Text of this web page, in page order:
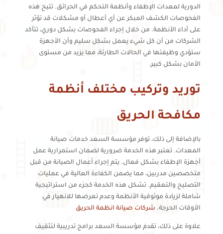
الدورية لمعدات الإطفاء وأنظمة التحكم في الحرائق. تتيح هذه
الفحوصات الكشف المبكر عن أي أعطال أو مشكلات قد تؤثر
على أداء الأنظمة. من خلال إجراء الفحوصات بشكل دوري، تتأكد
الشركات من أن كل شيء يعمل بشكل سليم وأن الأجهزة
ستؤدي وظيفتها في الحالات الطارئة، مما يزيد من مستوى
الأمان بشكل كبير.
توريد وتركيب مختلف أنظمة
مكافحة الحريق
بالإضافة إلى ذلك، توفر مؤسسة السعد خدمات صيانة
المعدات. تعتبر هذه الخدمة ضرورية لضمان استمرارية عمل
أجهزة الإطفاء بشكل فعال. يتم إجراء أعمال الصيانة من قبل
متخصصين مدربين، مما يضمن الكفاءة العالية في عمليات
التصليح والتعقيم. تشكل هذه الخدمة كجزء من استراتيجية
شاملة لزيادة موثوقية الأنظمة وعدم تعرضها للانهيار في
الأوقات الحرجة. شركات صيانة انظمة الحريق
علاوة على ذلك، تقدم مؤسسة السعد برامج تدريبية لتثقيف